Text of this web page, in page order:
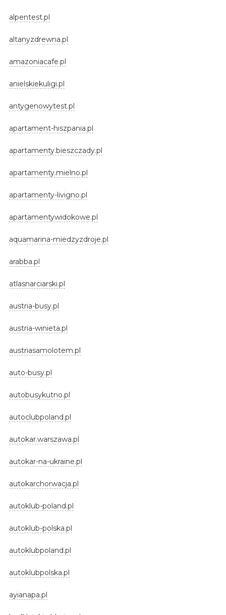
alpentest.pl
altanyzdrewna.pl
amazoniacafe.pl
anielskiekuligi.pl
antygenowytest.pl
apartament-hiszpania.pl
apartamenty.bieszczady.pl
apartamenty.mielno.pl
apartamenty-livigno.pl
apartamentywidokowe.pl
aquamarina-miedzyzdroje.pl
arabba.pl
atlasnarciarski.pl
austria-busy.pl
austria-winieta.pl
austriasamolotem.pl
auto-busy.pl
autobusykutno.pl
autoclubpoland.pl
autokar.warszawa.pl
autokar-na-ukraine.pl
autokarchorwacja.pl
autoklub-poland.pl
autoklub-polska.pl
autoklubpoland.pl
autoklubpolska.pl
ayianapa.pl